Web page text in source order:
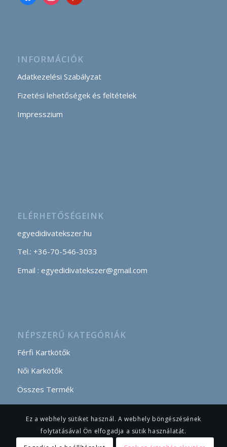
INFORMÁCIÓK
Adatkezelési Szabályzat
Fizetési lehetőségek és feltételek
Impresszium
ELÉRHETŐSÉGEINK
egyedidivatekszer.hu
Tel.: +36-70-546-3033
Email : egyedidivatekszer@gmail.com
NÉPSZERŰ KATEGÓRIÁK
Férfi Kartkötők
Női Karkötők
Összes Termék
Ez a webhely sütiket használ. A webhely böngészésének
folytatásával Ön elfogadja a sütik használatát.